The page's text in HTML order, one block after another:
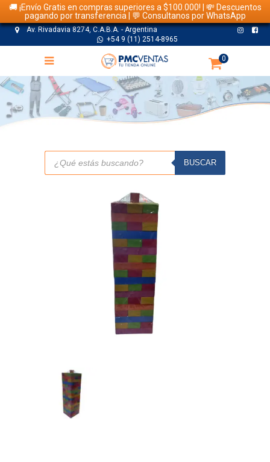
🚚 ¡Envío Gratis en compras superiores a $100.000! | 💸 Descuentos
pagando por transferencia | 💬 Consultanos por WhatsApp
Av. Rivadavia 8274, C.A.B.A. - Argentina
+54 9 (11) 2514-8965
0
TIENDA
Búsqueda
productos
BUSCAR